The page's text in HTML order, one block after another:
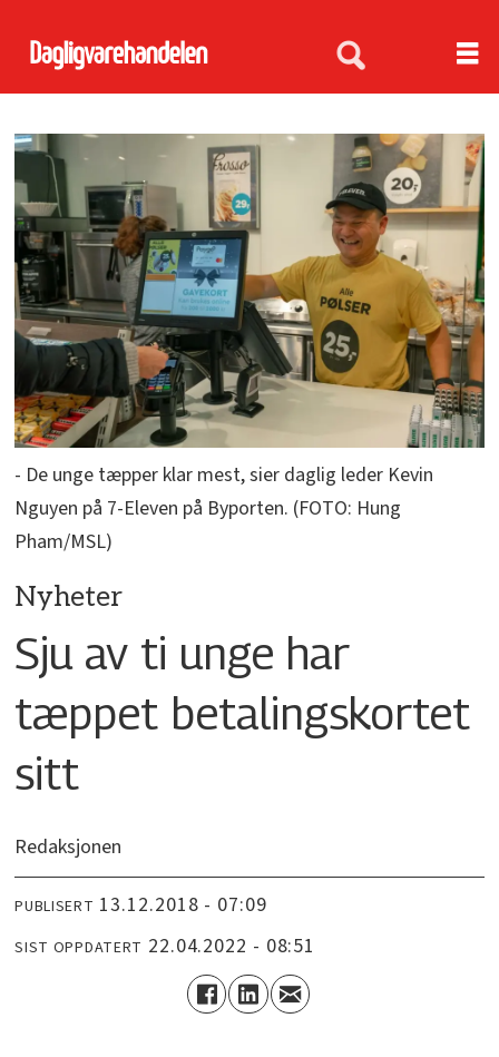
- De unge tæpper klar mest, sier daglig leder Kevin
Nguyen på 7-Eleven på Byporten. (FOTO: Hung
Pham/MSL)
Nyheter
Sju av ti unge har
tæppet betalingskortet
sitt
Redaksjonen
PUBLISERT 13.12.2018 - 07:09
SIST OPPDATERT 22.04.2022 - 08:51